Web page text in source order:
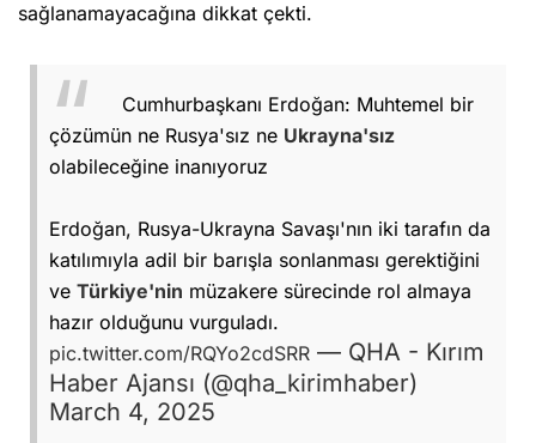
sağlanamayacağına dikkat çekti.
Cumhurbaşkanı Erdoğan: Muhtemel bir
çözümün ne Rusya'sız ne Ukrayna'sız
olabileceğine inanıyoruz
Erdoğan, Rusya-Ukrayna Savaşı'nın iki tarafın da
katılımıyla adil bir barışla sonlanması gerektiğini
ve Türkiye'nin müzakere sürecinde rol almaya
hazır olduğunu vurguladı.
pic.twitter.com/RQYo2cdSRR — QHA - Kırım
Haber Ajansı (@qha_kirimhaber)
March 4, 2025